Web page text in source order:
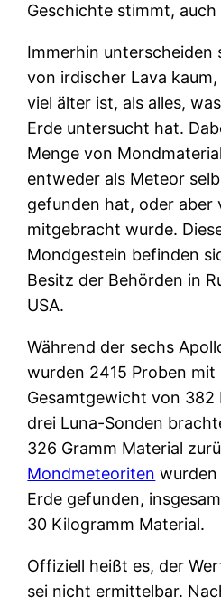
Geschichte stimmt,
Immerhin unterscheiden
von irdischer Lava
viel älter ist, als alles,
Erde untersucht hat.
Menge von
entweder als Meteor
gefunden hat, oder aber
mitgebracht wurde.
Mondgestein befinden
Besitz der Behörden in
USA.
Während der sechs
wurden 2415 Proben mit
Gesamtgewicht von 382
drei Luna-Sonden
326 Gramm Material
Mondmeteoriten
Erde gefunden,
30 Kilogramm Material.
Offiziell heißt es, der
sei nicht ermittelbar.